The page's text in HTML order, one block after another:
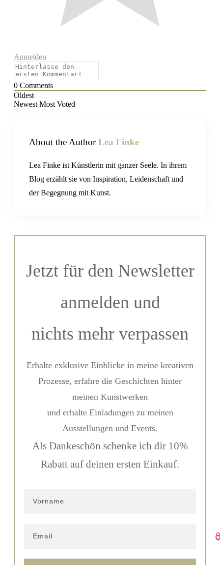
Anmelden
0 Comments
Oldest
Newest Most Voted
About the AuthorLea Finke
Lea Finke ist Künstlerin mit ganzer Seele. In ihrem
Blog erzählt sie von Inspiration, Leidenschaft und
der Begegnung mit Kunst.
Jetzt für den Newsletter
anmelden und
nichts mehr verpassen
Erhalte exklusive Einblicke in meine kreativen
Prozesse, erfahre die Geschichten hinter
meinen Kunstwerken
und erhalte Einladungen zu meinen
Ausstellungen und Events.
Als Dankeschön schenke ich dir 10%
Rabatt auf deinen ersten Einkauf.